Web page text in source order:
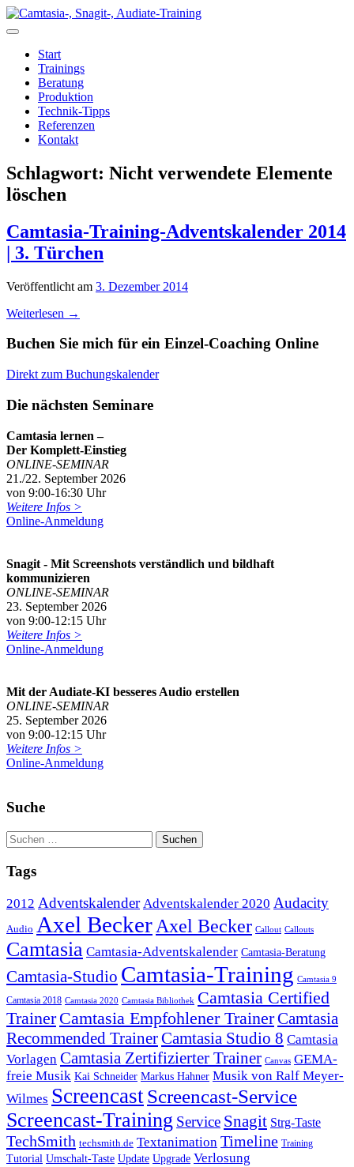
Zum
Inhalt
Start
Trainings
Beratung
Produktion
Technik-Tipps
Referenzen
Kontakt
Schlagwort: Nicht verwendete Elemente
löschen
Camtasia-Training-Adventskalender 2014
| 3. Türchen
Veröffentlicht am 3. Dezember 2014
Weiterlesen →
Buchen Sie mich für ein Einzel-Coaching Online
Direkt zum Buchungskalender
Die nächsten Seminare
Camtasia lernen –
Der Komplett-Einstieg
ONLINE-SEMINAR
21./22. September 2026
von 9:00-16:30 Uhr
Weitere Infos >
Online-Anmeldung
Snagit - Mit Screenshots verständlich und bildhaft
kommunizieren
ONLINE-SEMINAR
23. September 2026
von 9:00-12:15 Uhr
Weitere Infos >
Online-Anmeldung
Mit der Audiate-KI besseres Audio erstellen
ONLINE-SEMINAR
25. September 2026
von 9:00-12:15 Uhr
Weitere Infos >
Online-Anmeldung
Suche
Tags
2012 Adventskalender Adventskalender 2020 Audacity
Audio Axel BeckerAxel Becker Callout Callouts
Camtasia Camtasia-Adventskalender Camtasia-Beratung
Camtasia-Studio Camtasia-Training Camtasia 9
Camtasia 2018 Camtasia 2020 Camtasia Bibliothek Camtasia Certified
Trainer Camtasia Empfohlener TrainerCamtasia
Recommended TrainerCamtasia Studio 8 Camtasia
Vorlagen Camtasia Zertifizierter Trainer Canvas GEMA-
freie Musik Kai Schneider Markus Hahner Musik von Ralf Meyer-
Wilmes ScreencastScreencast-Service
Screencast-Training Service Snagit Strg-Taste
TechSmith techsmith.de Textanimation Timeline Training
Tutorial Umschalt-Taste Update Upgrade Verlosung